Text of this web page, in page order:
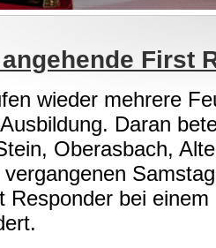
First
wieder mehrere
Daran
Oberasbach,
Responder bei